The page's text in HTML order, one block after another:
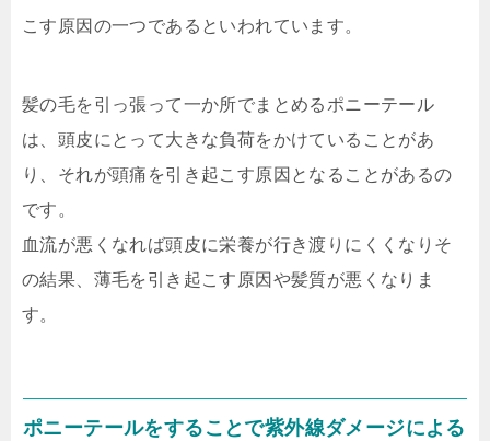
こす原因の一つであるといわれています。
髪の毛を引っ張って一か所でまとめるポニーテール
は、頭皮にとって大きな負荷をかけていることがあ
り、それが頭痛を引き起こす原因となることがあるの
です。
血流が悪くなれば頭皮に栄養が行き渡りにくくなりそ
の結果、薄毛を引き起こす原因や髪質が悪くなりま
す。
ポニーテールをすることで紫外線ダメージによる